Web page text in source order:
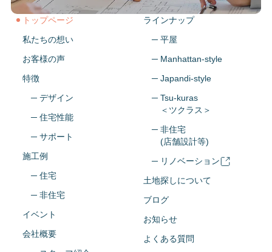
トップページ
私たちの想い
お客様の声
特徴
─ デザイン
─ 住宅性能
─ サポート
施工例
─ 住宅
─ 非住宅
イベント
会社概要
ラインナップ
─ 平屋
─ Manhattan-style
─ Japandi-style
─ Tsu-kuras
＜ツクラス＞
─ 非住宅
(店舗設計等)
─ リノベーション
土地探しについて
ブログ
お知らせ
よくある質問